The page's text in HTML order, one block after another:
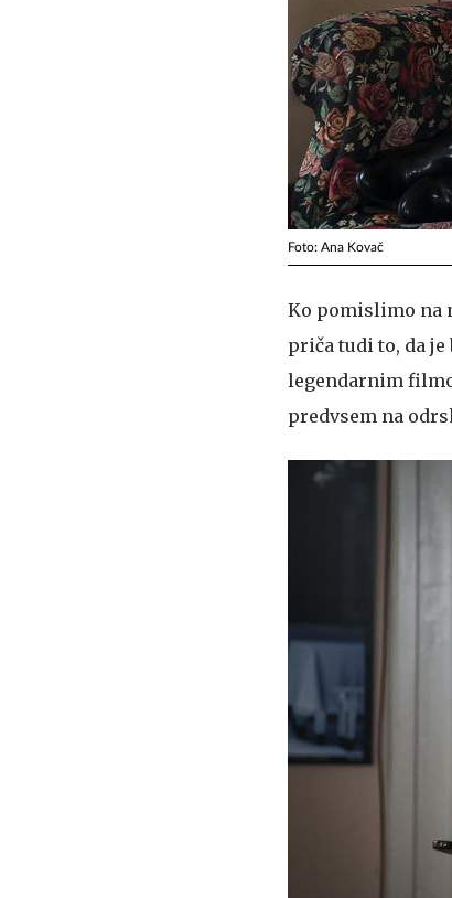
Foto: Ana Kovač
Ko pomislimo na
priča tudi to, da
legendarnim
predvsem na